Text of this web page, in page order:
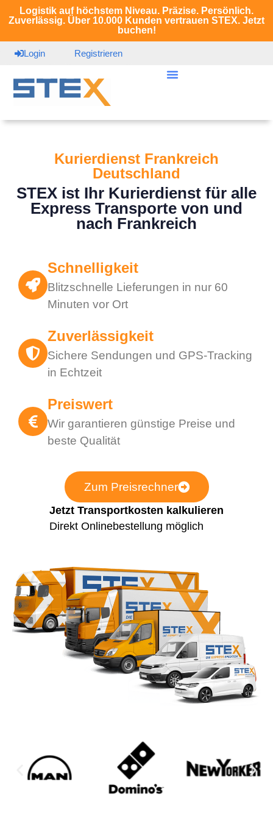
Logistik auf höchstem Niveau. Präzise. Persönlich.
Zuverlässig. Über 10.000 Kunden vertrauen STEX. Jetzt
buchen!
Login Registrieren
Kurierdienst Frankreich
Deutschland
STEX ist Ihr Kurierdienst für alle
Express Transporte von und
nach Frankreich
Schnelligkeit
Blitzschnelle Lieferungen in nur 60
Minuten vor Ort
Zuverlässigkeit
Sichere Sendungen und GPS-Tracking
in Echtzeit
Preiswert
Wir garantieren günstige Preise und
beste Qualität
Zum Preisrechner
Jetzt Transportkosten kalkulieren
Direkt Onlinebestellung möglich